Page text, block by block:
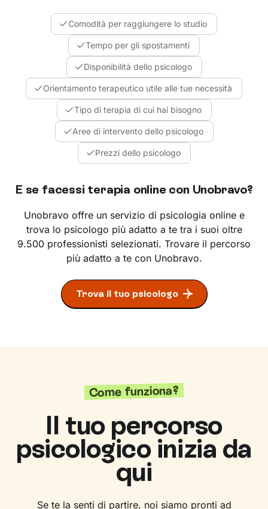
Comodità per raggiungere lo studio
Tempo per gli spostamenti
Disponibilità dello psicologo
Orientamento terapeutico utile alle tue necessità
Tipo di terapia di cui hai bisogno
Aree di intervento dello psicologo
Prezzi dello psicologo
E se facessi terapia online con Unobravo?
Unobravo offre un servizio di psicologia online e
trova lo psicologo più adatto a te tra i suoi oltre
9.500 professionisti selezionati. Trovare il percorso
più adatto a te con Unobravo.
Trova il tuo psicologo
Come funziona?
Il tuo percorso
psicologico inizia da
qui
Se te la senti di partire, noi siamo pronti ad